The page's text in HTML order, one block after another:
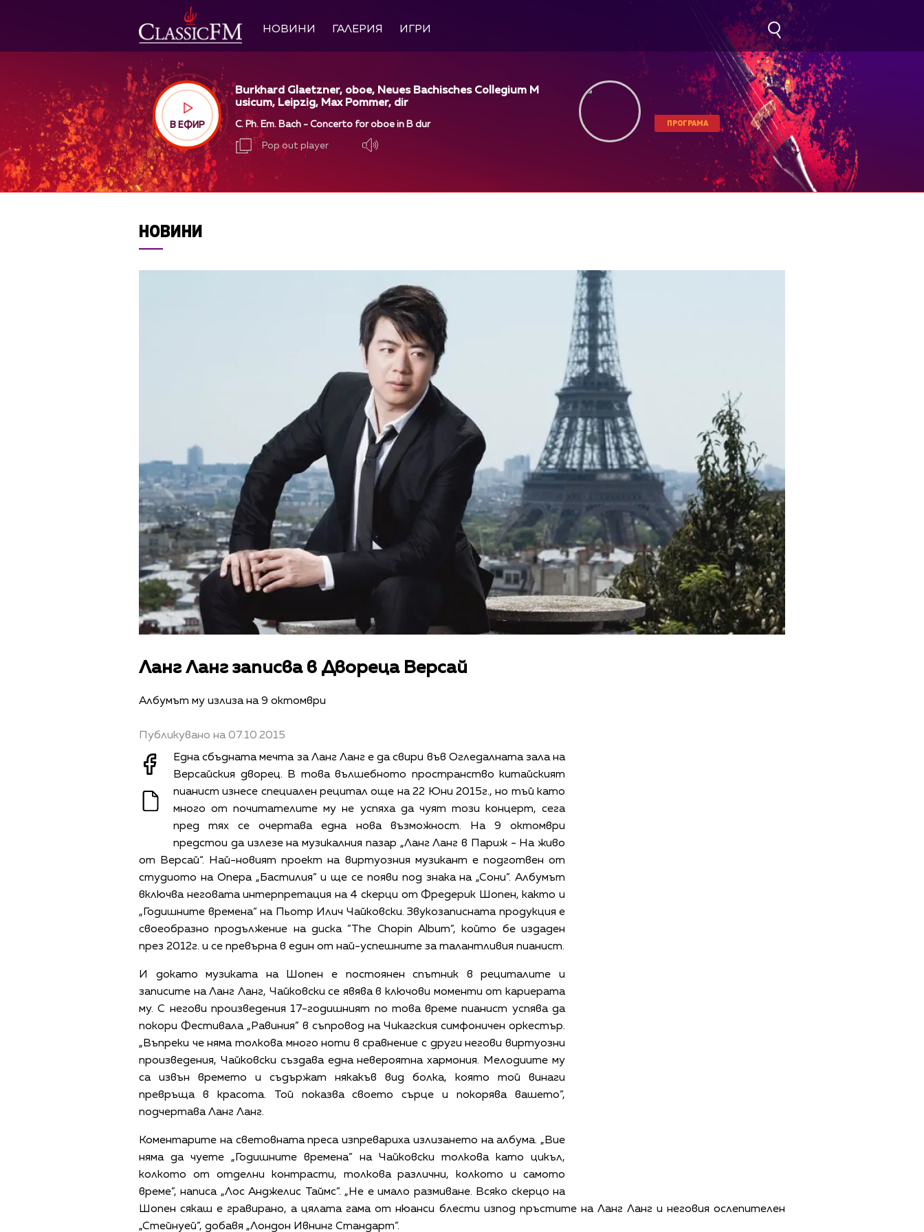
НОВИНИ ГАЛЕРИЯ ИГРИ
В ЕФИР
Burkhard Glaetzner, oboe, Neues Bachisches Collegium M
usicum, Leipzig, Max Pommer, dir
C. Ph. Em. Bach - Concerto for oboe in B dur
Pop out player
ПРОГРАМА
НОВИНИ
Ланг Ланг записва в Двореца Версай
Албумът му излиза на 9 октомври
Публикувано на 07.10.2015
Една сбъдната мечта за Ланг Ланг е да свири във Огледалната зала на
Версайския дворец. В това вълшебното пространство китайският
пианист изнесе специален рецитал още на 22 Юни 2015г., но тъй като
много от почитателите му не успяха да чуят този концерт, сега
пред тях се очертава една нова възможност. На 9 октомври
предстои да излезе на музикалния пазар „Ланг Ланг в Париж - На живо
от Версай“. Най-новият проект на виртуозния музикант е подготвен от
студиото на Опера „Бастилия” и ще се появи под знака на „Сони”. Албумът
включва неговата интерпретация на 4 скерци от Фредерик Шопен, както и
„Годишните времена“ на Пьотр Илич Чайковски. Звукозаписната продукция е
своеобразно продължение на диска ”The Chopin Album”, който бе издаден
през 2012г. и се превърна в един от най-успешните за талантливия пианист.
И докато музиката на Шопен е постоянен спътник в рециталите и
записите на Ланг Ланг, Чайковски се явява в ключови моменти от кариерата
му. С негови произведения 17-годишният по това време пианист успява да
покори Фестивала „Равиния” в съпровод на Чикагския симфоничен оркестър.
„Въпреки че няма толкова много ноти в сравнение с други негови виртуозни
произведения, Чайковски създава една невероятна хармония. Мелодиите му
са извън времето и съдържат някакъв вид болка, която той винаги
превръща в красота. Той показва своето сърце и покорява вашето”,
подчертава Ланг Ланг.
Коментарите на световната преса изпревариха излизането на албума. „Вие
няма да чуете „Годишните времена” на Чайковски толкова като цикъл,
колкото от отделни контрасти, толкова различни, колкото и самото
време”, написа „Лос Анджелис Таймс”. „Не е имало размиване. Всяко скерцо на
Шопен сякаш е гравирано, а цялата гама от нюанси блести изпод пръстите на Ланг Ланг и неговия ослепителен
„Стейнуей”, добавя „Лондон Ивнинг Стандарт”.